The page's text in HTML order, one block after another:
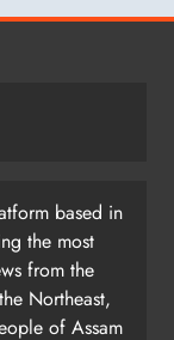
based in
the most
from the
Northeast,
of Assam